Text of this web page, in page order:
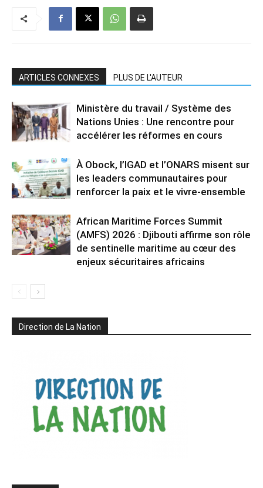
ARTICLES CONNEXES PLUS DE L'AUTEUR
Ministère du travail / Système des
Nations Unies : Une rencontre pour
accélérer les réformes en cours
À Obock, l’IGAD et l’ONARS misent sur
les leaders communautaires pour
renforcer la paix et le vivre-ensemble
African Maritime Forces Summit
(AMFS) 2026 : Djibouti affirme son rôle
de sentinelle maritime au cœur des
enjeux sécuritaires africains
Direction de La Nation